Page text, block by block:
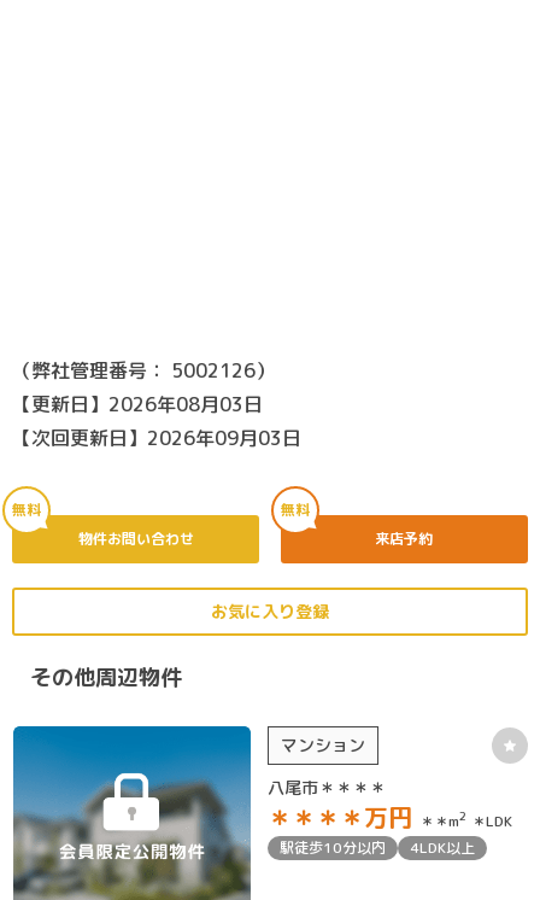
（弊社管理番号： 5002126）
【更新日】2026年08月03日
【次回更新日】2026年09月03日
無料
物件お問い合わせ
無料
来店予約
お気に入り登録
その他周辺物件
マンション
八尾市＊＊＊＊
＊＊＊＊万円 ＊＊m2 ＊LDK
駅徒歩10分以内
4LDK以上